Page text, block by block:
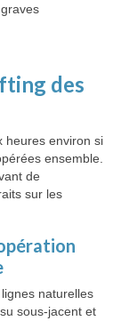
des
heures environ si
ensemble.
de
sur les
naturelles
sous-jacent et